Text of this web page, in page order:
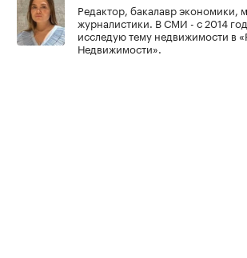
Редактор, бакалавр экономики,
журналистики. В СМИ - с 2014
исследую тему недвижимости в
Недвижимости».